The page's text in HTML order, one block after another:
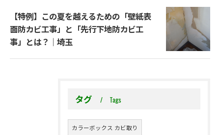
【特例】この夏を越えるための「壁紙表
面防カビ工事」と「先行下地防カビ工
事」とは？｜埼玉
タグ Tags
カラーボックス カビ取り